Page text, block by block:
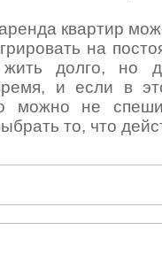
квартир
на
долго, но
и если в
можно не
то, что